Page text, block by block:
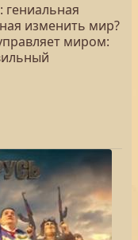
гениальная
изменить мир?
миром: